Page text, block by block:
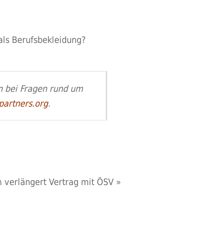
Berufsbekleidung?
bei Fragen rund um
.
verlängert Vertrag mit ÖSV»